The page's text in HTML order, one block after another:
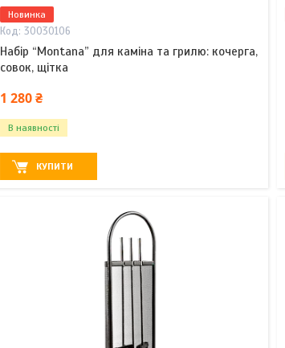
Новинка
30030106
Набір “Montana” для каміна та грилю: кочерга,
совок, щітка
1 280 ₴
В наявності
КУПИТИ